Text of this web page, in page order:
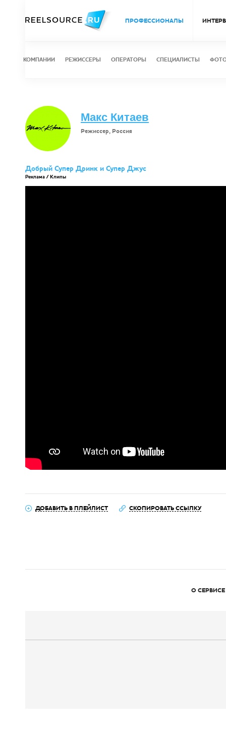
ПРОФЕССИОНАЛЫ
КОМПАНИИ РЕЖИССЕРЫ ОПЕРАТОРЫ СПЕЦИАЛИСТЫ
Макс Китаев
Режиссер, Россия
Добрый Супер Дринк и Супер Джус
Реклама / Клипы
ДОБАВИТЬ В ПЛЕЙЛИСТ СКОПИРОВАТЬ ССЫЛКУ
О СЕРВИСЕ